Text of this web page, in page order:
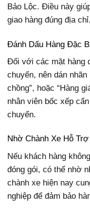
Bảo Lộc. Điều này
giao hàng đúng địa chỉ.
Đánh Dấu Hàng Đặc
Đối với các mặt hàng
chuyển, nên dán nhãn
chồng”, hoặc “Hàng
nhân viên bốc xếp
chuyển.
Nhờ Chành Xe Hỗ
Nếu khách hàng
đóng gói, có thể nhờ
chành xe hiện nay
nghiệp để đảm bảo